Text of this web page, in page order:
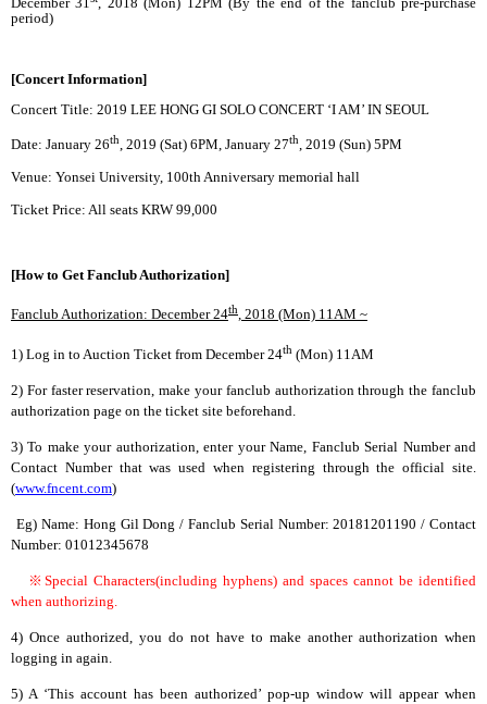
period)
[Concert Information]
Concert Title: 2019 LEE HONG GI SOLO CONCERT ‘I AM’ IN SEOUL
Date: January 26th, 2019 (Sat) 6PM, January 27th, 2019 (Sun) 5PM
Venue: Yonsei University, 100th Anniversary memorial hall
Ticket Price: All seats KRW 99,000
[How to Get Fanclub Authorization]
Fanclub Authorization: December 24th, 2018 (Mon) 11AM ~
1) Log in to Auction Ticket from December 24th (Mon) 11AM
2) For faster reservation, make your fanclub authorization through the fanclub
authorization page on the ticket site beforehand.
3)To make your authorization, enter your Name, Fanclub Serial Number and
Contact Number that was used when registering through the official site.
(www.fncent.com)
Eg) Name: Hong Gil Dong / Fanclub Serial Number: 20181201190 / Contact
Number: 01012345678
※ Special Characters(including hyphens) and spaces cannot be identified
when authorizing.
4) Once authorized, you do not have to make another authorization when
logging in again.
5) A ‘This account has been authorized’ pop-up window will appear when